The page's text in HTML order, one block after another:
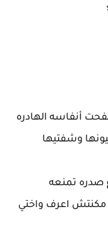
أنفاسه الهادره
وشفتيها
صدره تمنعه
مكنتش اعرف واختي